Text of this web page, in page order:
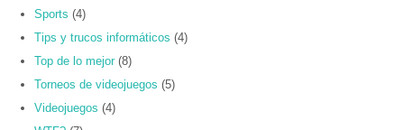
Sports (4)
Tips y trucos informáticos (4)
Top de lo mejor (8)
Torneos de videojuegos (5)
Videojuegos (4)